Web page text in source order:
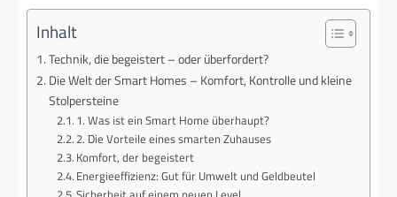
Inhalt
Technik, die begeistert – oder überfordert?
Die Welt der Smart Homes – Komfort, Kontrolle und kleine
Stolpersteine
1. Was ist ein Smart Home überhaupt?
2. Die Vorteile eines smarten Zuhauses
Komfort, der begeistert
Energieeffizienz: Gut für Umwelt und Geldbeutel